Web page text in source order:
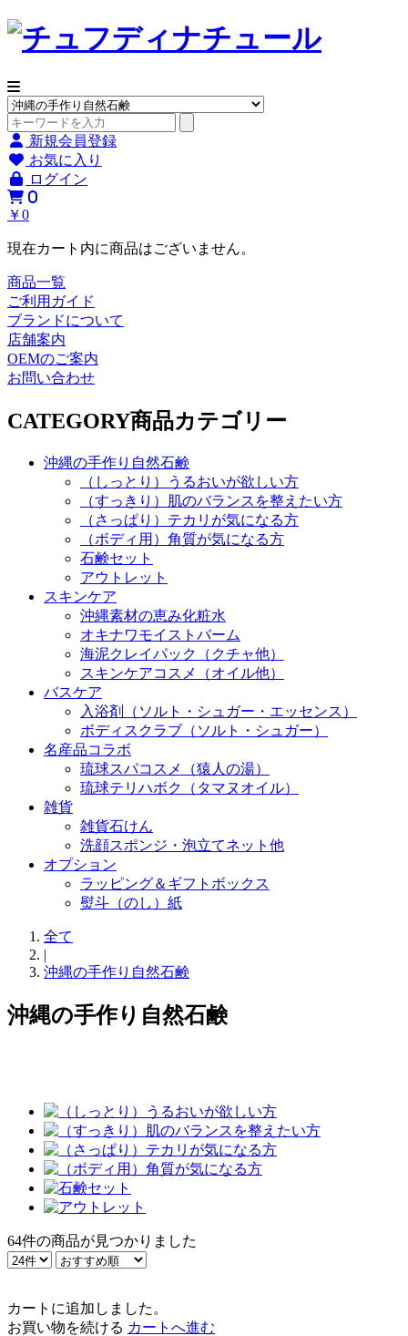
新規会員登録
お気に入り
ログイン
0
￥0
現在カート内に商品はございません。
商品一覧
ご利用ガイド
ブランドについて
店舗案内
OEMのご案内
お問い合わせ
CATEGORY商品カテゴリー
沖縄の手作り自然石鹸
（しっとり）うるおいが欲しい方
（すっきり）肌のバランスを整えたい方
（さっぱり）テカリが気になる方
（ボディ用）角質が気になる方
石鹸セット
アウトレット
スキンケア
沖縄素材の恵み化粧水
オキナワモイストバーム
海泥クレイパック（クチャ他）
スキンケアコスメ（オイル他）
バスケア
入浴剤（ソルト・シュガー・エッセンス）
ボディスクラブ（ソルト・シュガー）
名産品コラボ
琉球スパコスメ（猿人の湯）
琉球テリハボク（タマヌオイル）
雑貨
雑貨石けん
洗顔スポンジ・泡立てネット他
オプション
ラッピング＆ギフトボックス
熨斗（のし）紙
全て
|
沖縄の手作り自然石鹸
沖縄の手作り自然石鹸
64件の商品が見つかりました
カートに追加しました。
お買い物を続ける カートへ進む